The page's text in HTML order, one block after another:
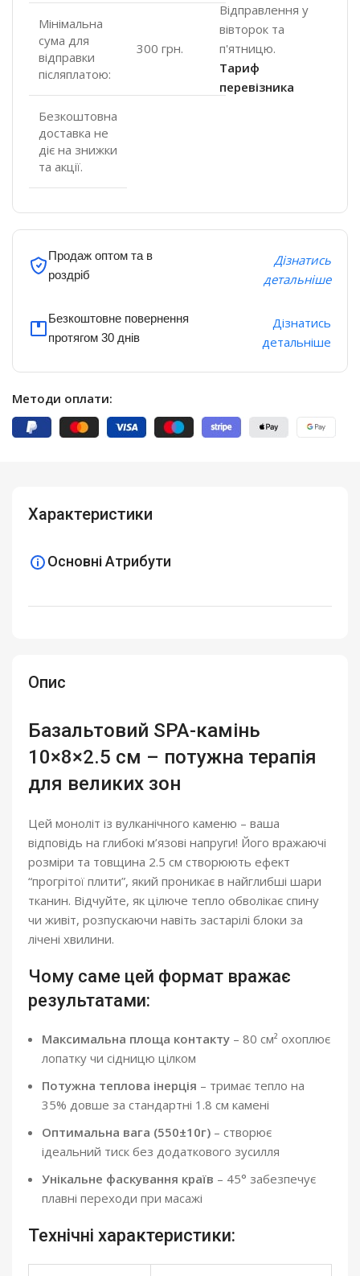
Мінімальна
сума для
відправки
післяплатою:
300 грн.
Безкоштовна
доставка не
діє на знижки
та акції.
Відправлення у
вівторок та
п'ятницю.
Тариф
перевізника
Продаж оптом та в
роздріб
Дізнатись
детальніше
Безкоштовне повернення
протягом 30 днів
Дізнатись
детальніше
Методи оплати:
Опис
Базальтовий SPA-камінь
10×8×2.5 см – потужна терапія
для великих зон
Цей моноліт із вулканічного каменю – ваша
відповідь на глибокі м’язові напруги! Його вражаючі
розміри та товщина 2.5 см створюють ефект
“прогрітої плити”, який проникає в найглибші шари
тканин. Відчуйте, як цілюче тепло обволікає спину
чи живіт, розпускаючи навіть застарілі блоки за
лічені хвилини.
Чому саме цей формат вражає
результатами:
Максимальна площа контакту – 80 см² охоплює
лопатку чи сідницю цілком
Потужна теплова інерція – тримає тепло на
35% довше за стандартні 1.8 см камені
Оптимальна вага (550±10г) – створює
ідеальний тиск без додаткового зусилля
Унікальне фаскування країв – 45° забезпечує
плавні переходи при масажі
Технічні характеристики:
Характеристики
Основні Атрибути